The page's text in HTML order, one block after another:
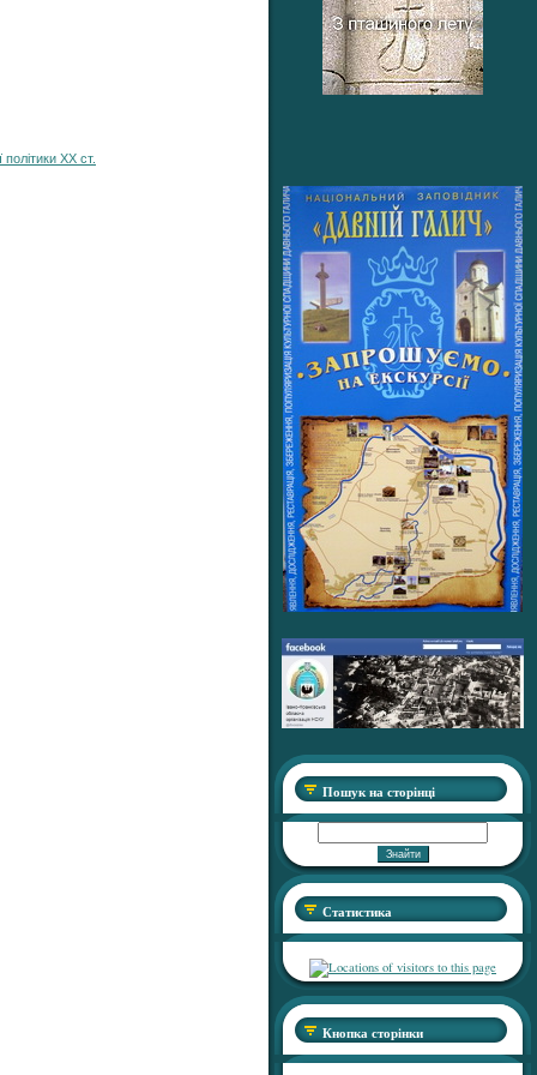
ХХ ст.
Пошук на сторінці
Статистика
Кнопка сторінки